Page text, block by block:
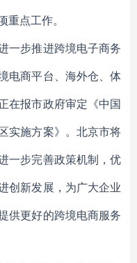
重点工作。
一步推进跨境电子商务
电商平台、海外仓、体
在报市政府审定《中国
实施方案》。北京市将
一步完善政策机制，优
创新发展，为广大企业
供更好的跨境电商服务